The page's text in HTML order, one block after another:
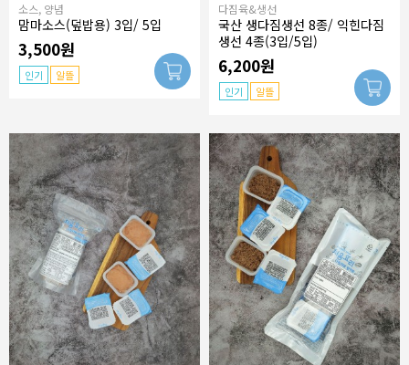
소스, 양념
맘마소스(덮밥용) 3입/ 5입
3,500원
인기 알뜰
다짐육&생선
국산 생다짐생선 8종/ 익힌다짐
생선 4종(3입/5입)
6,200원
인기 알뜰